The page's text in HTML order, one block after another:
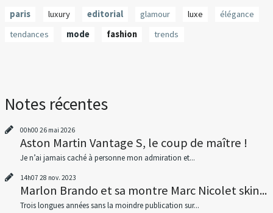
paris luxury editorial glamour luxe
élégance
tendances
mode fashion trends
Notes récentes
00h00 26 mai 2026
Aston Martin Vantage S, le coup de maître !
Je n’ai jamais caché à personne mon admiration et...
14h07 28 nov. 2023
Marlon Brando et sa montre Marc Nicolet skin...
Trois longues années sans la moindre publication sur...